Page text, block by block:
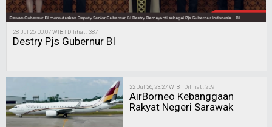
28 Jul 26, 00:07 WIB | Dilihat : 387
Destry Pjs Gubernur BI
22 Jul 26, 23:27 WIB | Dilihat : 259
AirBorneo Kebanggaan
Rakyat Negeri Sarawak